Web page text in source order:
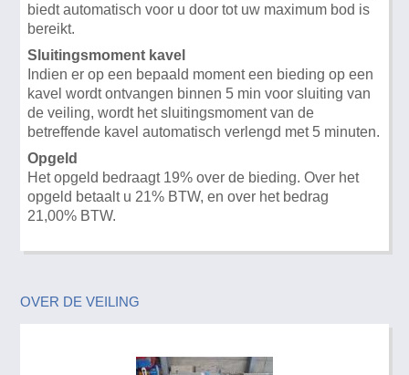
biedt automatisch voor u door tot uw maximum bod is
bereikt.
Sluitingsmoment kavel
Indien er op een bepaald moment een bieding op een
kavel wordt ontvangen binnen 5 min voor sluiting van
de veiling, wordt het sluitingsmoment van de
betreffende kavel automatisch verlengd met 5 minuten.
Opgeld
Het opgeld bedraagt 19% over de bieding. Over het
opgeld betaalt u 21% BTW, en over het bedrag
21,00% BTW.
OVER DE VEILING